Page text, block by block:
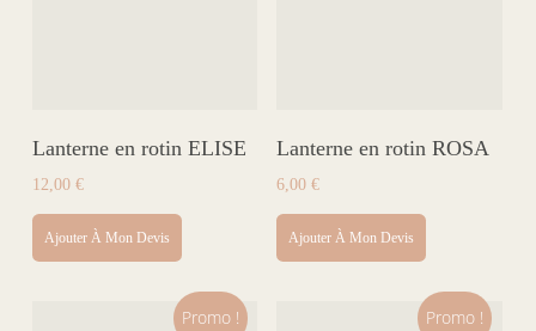
Lanterne en rotin ELISE
12,00 €
Ajouter À Mon Devis
Lanterne en rotin ROSA
6,00€
Ajouter À Mon Devis
Promo ! Promo !